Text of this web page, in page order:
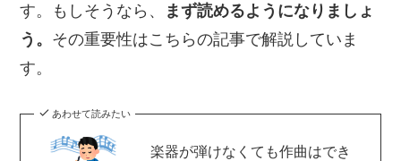
す。もしそうなら、
まず読めるようになりましょ
う。 その重要性はこちらの記事で解説していま
す。
あわせて読みたい
楽器が弾けなくても作曲はでき